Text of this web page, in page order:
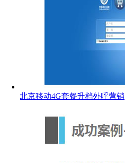
北京移动4G套餐升档外呼营销